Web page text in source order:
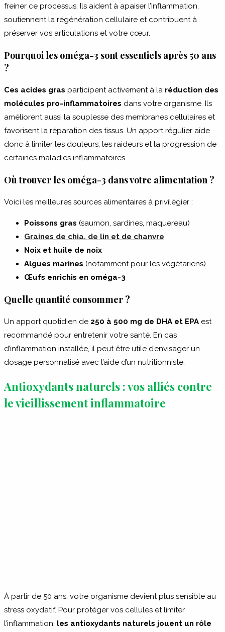
freiner ce processus. Ils aident à apaiser l’inflammation,
soutiennent la régénération cellulaire et contribuent à
préserver vos articulations et votre cœur.
Pourquoi les oméga-3 sont essentiels après 50 ans
?
Ces acides gras participent activement à la réduction des
molécules pro-inflammatoires dans votre organisme. Ils
améliorent aussi la souplesse des membranes cellulaires et
favorisent la réparation des tissus. Un apport régulier aide
donc à limiter les douleurs, les raideurs et la progression de
certaines maladies inflammatoires.
Où trouver les oméga-3 dans votre alimentation ?
Voici les meilleures sources alimentaires à privilégier :
Poissons gras (saumon, sardines, maquereau)
Graines de chia, de lin et de chanvre
Noix et huile de noix
Algues marines (notamment pour les végétariens)
Œufs enrichis en oméga-3
Quelle quantité consommer ?
Un apport quotidien de 250 à 500 mg de DHA et EPA est
recommandé pour entretenir votre santé. En cas
d’inflammation installée, il peut être utile d’envisager un
dosage personnalisé avec l’aide d’un nutritionniste.
Antioxydants naturels : vos alliés contre
le vieillissement inflammatoire
À partir de 50 ans, votre organisme devient plus sensible au
stress oxydatif. Pour protéger vos cellules et limiter
l’inflammation, les antioxydants naturels jouent un rôle